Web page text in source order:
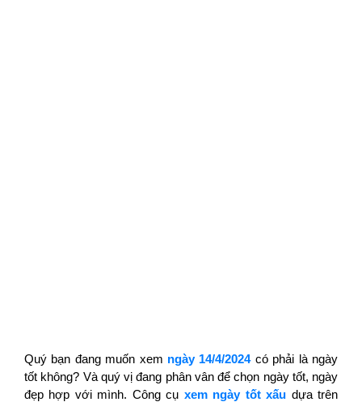
Quý bạn đang muốn xem ngày 14/4/2024có phải là ngày
tốt không? Và quý vị đang phân vân để chọn ngày tốt, ngày
đẹp hợp với mình. Công cụ xem ngày tốt xấu dựa trên